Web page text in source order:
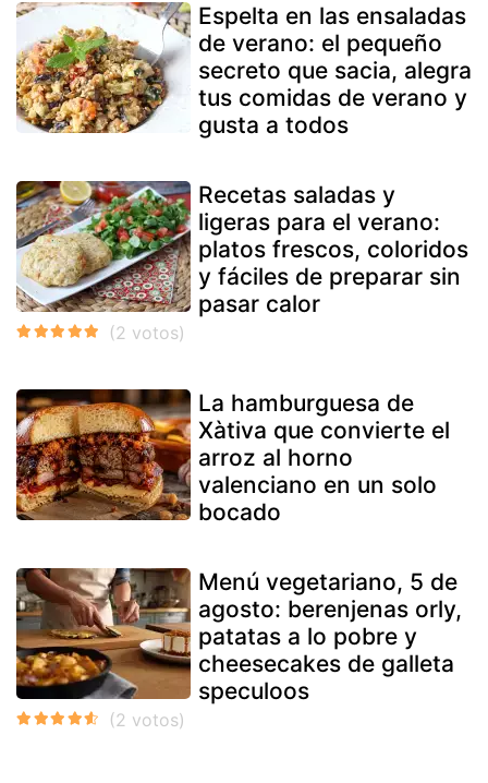
Espelta en las ensaladas
de verano: el pequeño
secreto que sacia, alegra
tus comidas de verano y
gusta a todos
Recetas saladas y
ligeras para el verano:
platos frescos, coloridos
y fáciles de preparar sin
pasar calor
La hamburguesa de
Xàtiva que convierte el
arroz al horno
valenciano en un solo
bocado
Menú vegetariano, 5 de
agosto: berenjenas orly,
patatas a lo pobre y
cheesecakes de galleta
speculoos